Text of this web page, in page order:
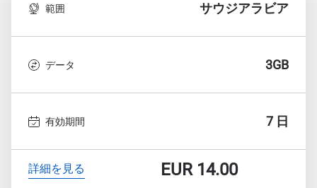
範囲 サウジアラビア
データ 3GB
有効期間 7 日
詳細を見る EUR14.00